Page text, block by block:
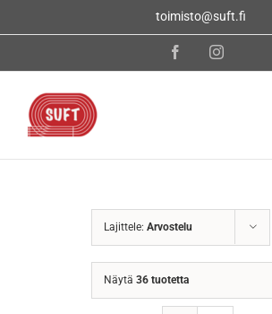
toimisto@suft.fi
FacebookInstagram
Lajittele: Arvostelu
Näytä 36 tuotetta